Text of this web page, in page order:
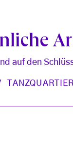
auf den